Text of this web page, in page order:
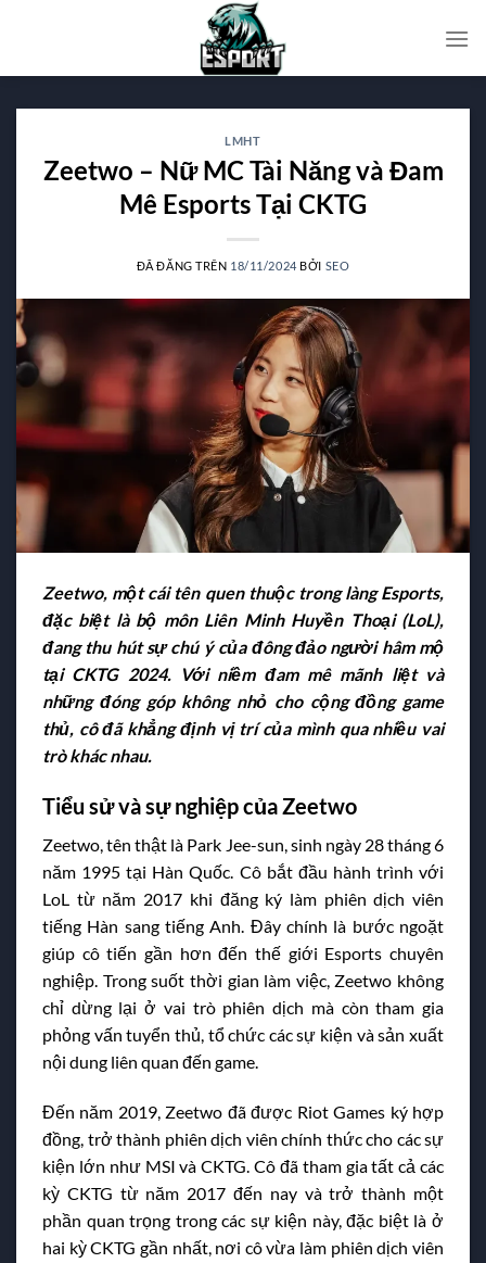
LMHT
Zeetwo – Nữ MC Tài Năng và Đam
Mê Esports Tại CKTG
ĐÃ ĐĂNG TRÊN 18/11/2024 BỞI SEO
Zeetwo, một cái tên quen thuộc trong làng Esports,
đặc biệt là bộ môn Liên Minh Huyền Thoại (LoL),
đang thu hút sự chú ý của đông đảo người hâm mộ
tại CKTG 2024. Với niềm đam mê mãnh liệt và
những đóng góp không nhỏ cho cộng đồng game
thủ, cô đã khẳng định vị trí của mình qua nhiều vai
trò khác nhau.
Tiểu sử và sự nghiệp của Zeetwo
Zeetwo, tên thật là Park Jee-sun, sinh ngày 28 tháng 6
năm 1995 tại Hàn Quốc. Cô bắt đầu hành trình với
LoL từ năm 2017 khi đăng ký làm phiên dịch viên
tiếng Hàn sang tiếng Anh. Đây chính là bước ngoặt
giúp cô tiến gần hơn đến thế giới Esports chuyên
nghiệp. Trong suốt thời gian làm việc, Zeetwo không
chỉ dừng lại ở vai trò phiên dịch mà còn tham gia
phỏng vấn tuyển thủ, tổ chức các sự kiện và sản xuất
nội dung liên quan đến game.
Đến năm 2019, Zeetwo đã được Riot Games ký hợp
đồng, trở thành phiên dịch viên chính thức cho các sự
kiện lớn như MSI và CKTG. Cô đã tham gia tất cả các
kỳ CKTG từ năm 2017 đến nay và trở thành một
phần quan trọng trong các sự kiện này, đặc biệt là ở
hai kỳ CKTG gần nhất, nơi cô vừa làm phiên dịch viên